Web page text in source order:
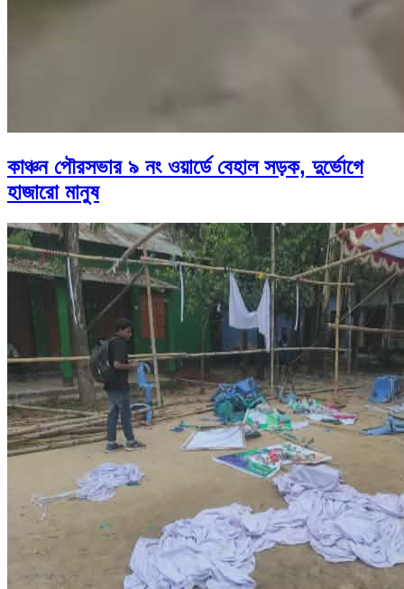
কাঞ্চন পৌরসভার ৯ নং ওয়ার্ডে বেহাল সড়ক, দুর্ভোগে
হাজারো মানুষ